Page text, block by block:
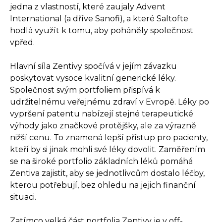
jedna z vlastností, které zaujaly Advent
International (a dříve Sanofi), a které Saltofte
hodlá využít k tomu, aby poháněly společnost
vpřed.
Hlavní síla Zentivy spočívá v jejím závazku
poskytovat vysoce kvalitní generické léky.
Společnost svým portfoliem přispívá k
udržitelnému veřejnému zdraví v Evropě. Léky po
vypršení patentu nabízejí stejné terapeutické
výhody jako značkové protějšky, ale za výrazně
nižší cenu. To znamená lepší přístup pro pacienty,
kteří by si jinak mohli své léky dovolit. Zaměřením
se na široké portfolio základních léků pomáhá
Zentiva zajistit, aby se jednotlivcům dostalo léčby,
kterou potřebují, bez ohledu na jejich finanční
situaci.